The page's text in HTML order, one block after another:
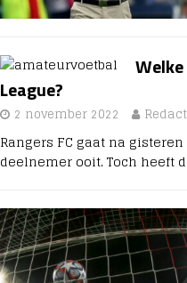
League?
2 november 2022
Rangers FC gaat na
deelnemer ooit. Toch heeft